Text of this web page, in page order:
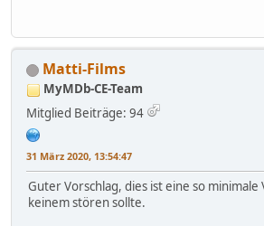
Matti-Films
MyMDb-CE-Team
Mitglied Beiträge: 94
31 März 2020, 13:54:47
Guter Vorschlag, dies ist eine so
keinem stören sollte.